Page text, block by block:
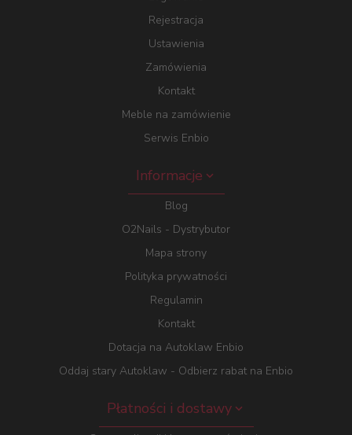
Rejestracja
Ustawienia
Zamówienia
Kontakt
Meble na zamówienie
Serwis Enbio
Informacje
Blog
O2Nails - Dystrybutor
Mapa strony
Polityka prywatności
Regulamin
Kontakt
Dotacja na Autoklaw Enbio
Oddaj stary Autoklaw - Odbierz rabat na Enbio
Płatności i dostawy